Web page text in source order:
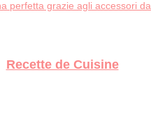
perfetta grazie agli accessori da
Recette de Cuisine